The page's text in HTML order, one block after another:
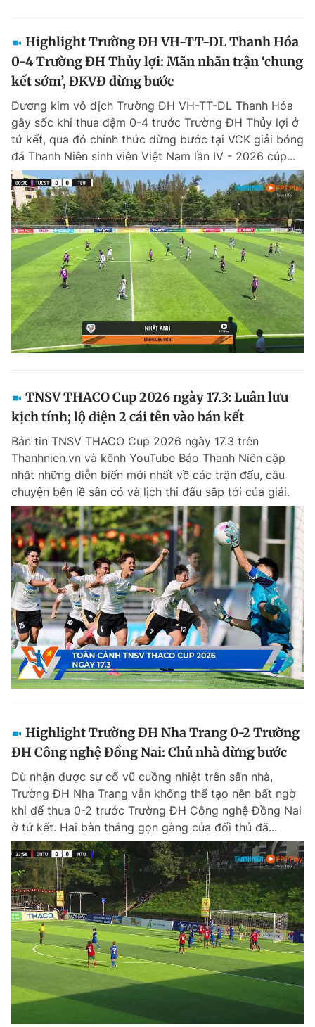
Highlight Trường ĐH VH-TT-DL Thanh Hóa
0-4 Trường ĐH Thủy lợi: Mãn nhãn trận ‘chung
kết sớm’, ĐKVĐ dừng bước
Đương kim vô địch Trường ĐH VH-TT-DL Thanh Hóa
gây sốc khi thua đậm 0-4 trước Trường ĐH Thủy lợi ở
tứ kết, qua đó chính thức dừng bước tại VCK giải bóng
đá Thanh Niên sinh viên Việt Nam lần IV - 2026 cúp...
TNSV THACO Cup 2026 ngày 17.3: Luân lưu
kịch tính; lộ diện 2 cái tên vào bán kết
Bản tin TNSV THACO Cup 2026 ngày 17.3 trên
Thanhnien.vn và kênh YouTube Báo Thanh Niên cập
nhật những diễn biến mới nhất về các trận đấu, câu
chuyện bên lề sân cỏ và lịch thi đấu sắp tới của giải.
Highlight Trường ĐH Nha Trang 0-2 Trường
ĐH Công nghệ Đồng Nai: Chủ nhà dừng bước
Dù nhận được sự cổ vũ cuồng nhiệt trên sân nhà,
Trường ĐH Nha Trang vẫn không thể tạo nên bất ngờ
khi để thua 0-2 trước Trường ĐH Công nghệ Đồng Nai
ở tứ kết. Hai bàn thắng gọn gàng của đối thủ đã...